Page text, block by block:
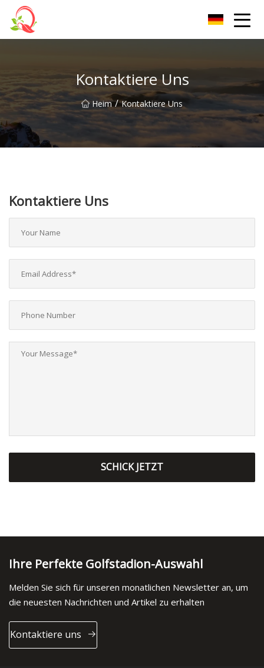
Kontaktiere Uns
Heim / Kontaktiere Uns
Kontaktiere Uns
SCHICK JETZT
Ihre Perfekte Golfstadion-Auswahl
Melden Sie sich für unseren monatlichen Newsletter an, um
die neuesten Nachrichten und Artikel zu erhalten
Kontaktiere uns